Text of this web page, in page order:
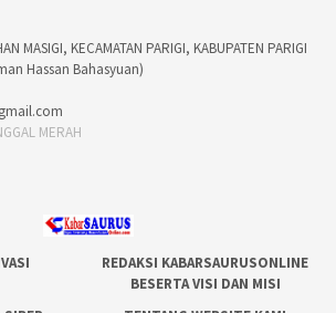
MASIGI, KECAMATAN PARIGI, KABUPATEN PARIGI
Hassan Bahasyuan)
MERAH
REDAKSI KABARSAURUSONLINE
BESERTA VISI DAN MISI